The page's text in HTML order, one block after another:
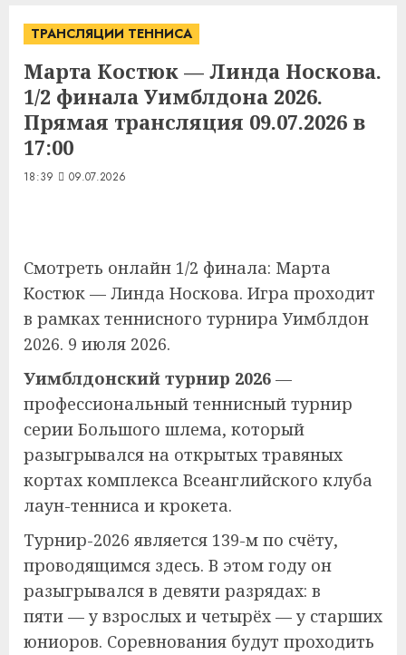
ТРАНСЛЯЦИИ ТЕННИСА
Марта Костюк — Линда Носкова.
1/2 финала Уимблдона 2026.
Прямая трансляция 09.07.2026 в
17:00
18:39 09.07.2026
Смотреть онлайн 1/2 финала: Марта
Костюк — Линда Носкова. Игра проходит
в рамках теннисного турнира Уимблдон
2026. 9 июля 2026.
Уимблдонский турнир 2026 —
профессиональный теннисный турнир
серии Большого шлема, который
разыгрывался на открытых травяных
кортах комплекса Всеанглийского клуба
лаун-тенниса и крокета.
Турнир-2026 является 139-м по счёту,
проводящимся здесь. В этом году он
разыгрывался в девяти разрядах: в
пяти — у взрослых и четырёх — у старших
юниоров. Соревнования будут проходить